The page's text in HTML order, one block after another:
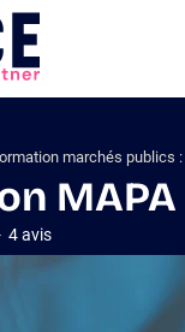
marchés publics
4avis